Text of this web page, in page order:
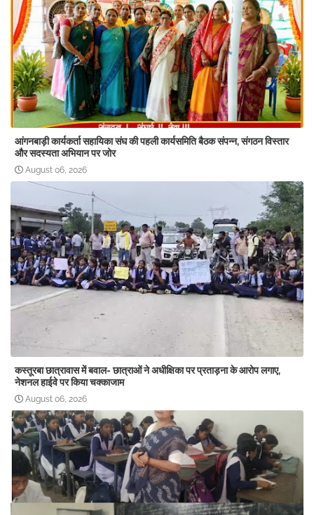
आंगनबाड़ी कार्यकर्ता सहायिका संघ की पहली कार्यसमिति बैठक संपन्न, संगठन विस्तार
और सदस्यता अभियान पर जोर
August 06, 2026
कस्तूरबा छात्रावास में बवाल- छात्राओं ने अधीक्षिका पर प्रताड़ना के आरोप लगाए,
नेशनल हाईवे पर किया चक्काजाम
August 06, 2026